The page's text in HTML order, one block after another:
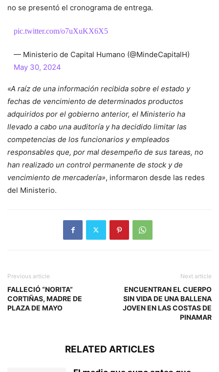
no se presentó el cronograma de entrega.
pic.twitter.com/o7uXuKX6X5
— Ministerio de Capital Humano (@MindeCapitalH)
May 30, 2024
«A raíz de una información recibida sobre el estado y
fechas de vencimiento de determinados productos
adquiridos por el gobierno anterior, el Ministerio ha
llevado a cabo una auditoría y ha decidido limitar las
competencias de los funcionarios y empleados
responsables que, por mal desempeño de sus tareas, no
han realizado un control permanente de stock y de
vencimiento de mercadería», informaron desde las redes
del Ministerio.
Previous article
FALLECIÓ “NORITA”
CORTIÑAS, MADRE DE
PLAZA DE MAYO
Next article
ENCUENTRAN EL CUERPO
SIN VIDA DE UNA BALLENA
JOVEN EN LAS COSTAS DE
PINAMAR
RELATED ARTICLES